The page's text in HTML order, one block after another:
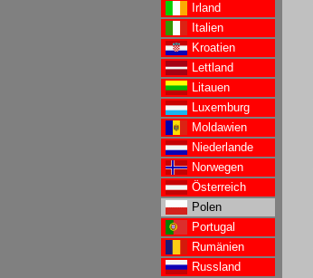
Irland
Italien
Kroatien
Lettland
Litauen
Luxemburg
Moldawien
Niederlande
Norwegen
Österreich
Polen
Portugal
Rumänien
Russland